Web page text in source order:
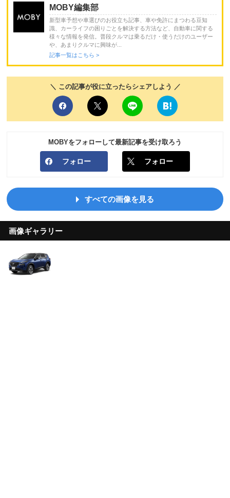
MOBY編集部
新型車予想や車選びのお役立ち記事、車や免許にまつわる豆知
識、カーライフの困りごとを解決する方法など、自動車に関する
様々な情報を発信。普段クルマは乗るだけ・使うだけのユーザー
や、あまりクルマに興味が...
記事一覧はこちら >
＼ この記事が役に立ったらシェアしよう ／
MOBYをフォローして最新記事を受け取ろう
フォロー フォロー
すべての画像を見る
画像ギャラリー